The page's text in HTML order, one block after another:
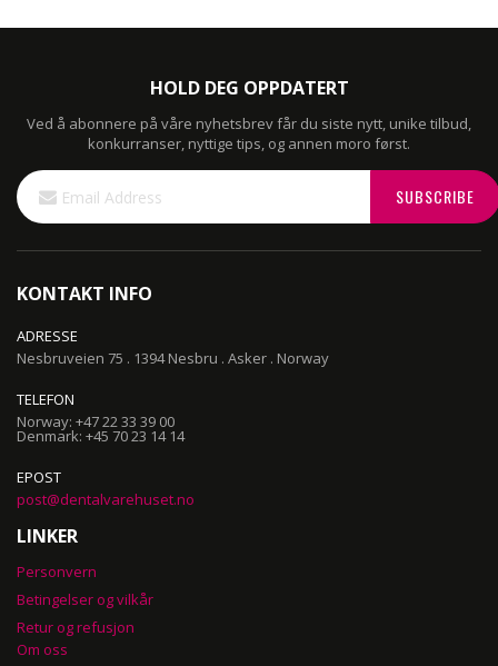
HOLD DEG OPPDATERT
Ved å abonnere på våre nyhetsbrev får du siste nytt, unike tilbud,
konkurranser, nyttige tips, og annen moro først.
Sign
Up
for
SUBSCRIBE
KONTAKT INFO
ADRESSE
Nesbruveien 75 . 1394 Nesbru . Asker . Norway
TELEFON
Norway: +47 22 33 39 00
Denmark: +45 70 23 14 14
EPOST
post@dentalvarehuset.no
LINKER
Personvern
Betingelser og vilkår
Retur og refusjon
Om oss